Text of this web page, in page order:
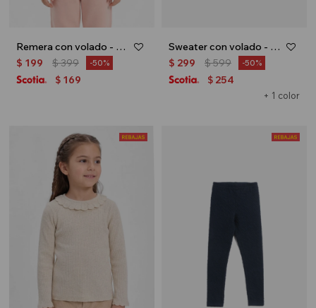
Remera con volado - Fucsia
$ 199 $399 50
$ 169
Sweater con volado - Rojo
+ 1 color
$ 299 $599 50
$ 254